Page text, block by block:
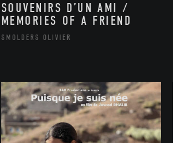
SOUVENIRS D’UN AMI /
MEMORIES OF A FRIEND
SMOLDERS OLIVIER